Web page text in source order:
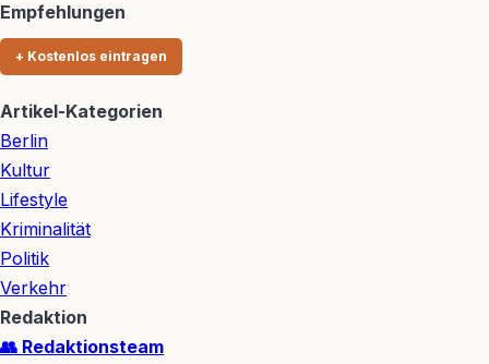
Empfehlungen
+ Kostenlos eintragen
Artikel-Kategorien
Berlin
Kultur
Lifestyle
Kriminalität
Politik
Verkehr
Redaktion
👥 Redaktionsteam